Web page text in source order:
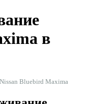
в
Nissan Bluebird Maxima